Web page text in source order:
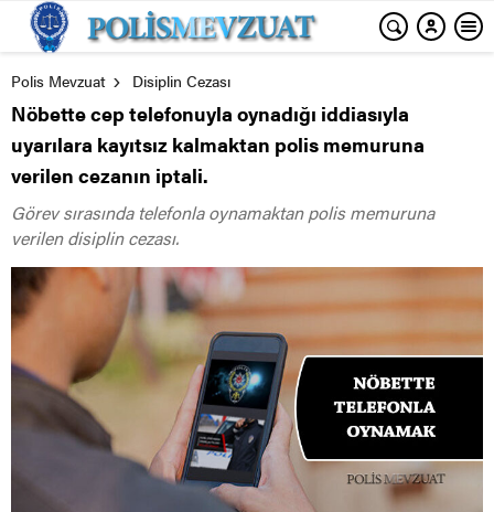
Polis Mevzuat Disiplin Cezası
Nöbette cep telefonuyla oynadığı iddiasıyla
uyarılara kayıtsız kalmaktan polis memuruna
verilen cezanın iptali.
Görev sırasında telefonla oynamaktan polis memuruna
verilen disiplin cezası.